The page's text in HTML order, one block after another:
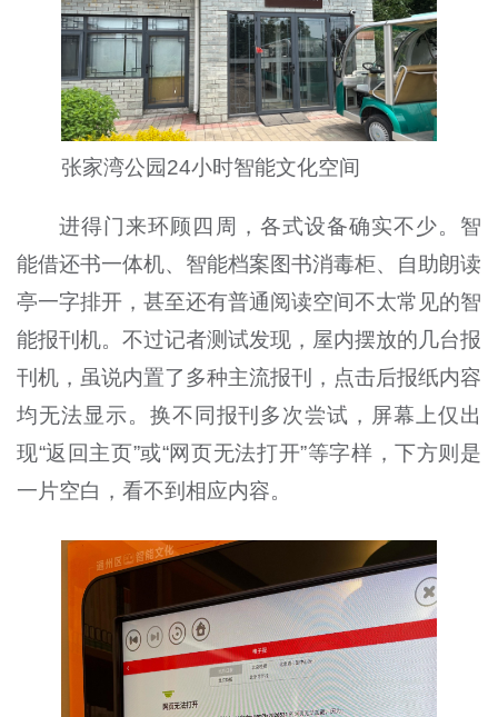
张家湾公园24小时智能文化空间
进得门来环顾四周，各式设备确实不少。智
能借还书一体机、智能档案图书消毒柜、自助朗读
亭一字排开，甚至还有普通阅读空间不太常见的智
能报刊机。不过记者测试发现，屋内摆放的几台报
刊机，虽说内置了多种主流报刊，点击后报纸内容
均无法显示。换不同报刊多次尝试，屏幕上仅出
现“返回主页”或“网页无法打开”等字样，下方则是
一片空白，看不到相应内容。